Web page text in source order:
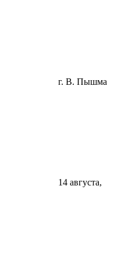
г. В. Пышма
14 августа,